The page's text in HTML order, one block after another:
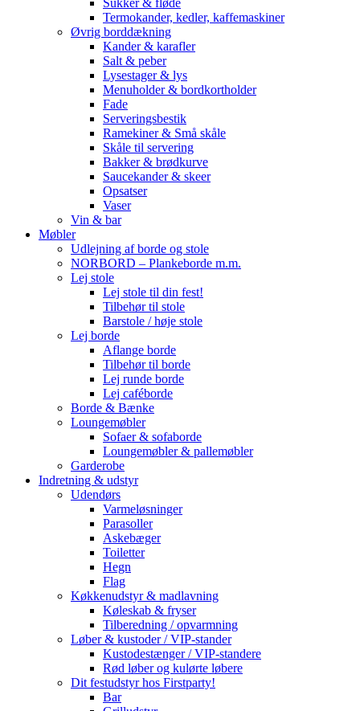
Sukker & fløde
Termokander, kedler, kaffemaskiner
Øvrig borddækning
Kander & karafler
Salt & peber
Lysestager & lys
Menuholder & bordkortholder
Fade
Serveringsbestik
Ramekiner & Små skåle
Skåle til servering
Bakker & brødkurve
Saucekander & skeer
Opsatser
Vaser
Vin & bar
Møbler
Udlejning af borde og stole
NORBORD – Plankeborde m.m.
Lej stole
Lej stole til din fest!
Tilbehør til stole
Barstole / høje stole
Lej borde
Aflange borde
Tilbehør til borde
Lej runde borde
Lej caféborde
Borde & Bænke
Loungemøbler
Sofaer & sofaborde
Loungemøbler & pallemøbler
Garderobe
Indretning & udstyr
Udendørs
Varmeløsninger
Parasoller
Askebæger
Toiletter
Hegn
Flag
Køkkenudstyr & madlavning
Køleskab & fryser
Tilberedning / opvarmning
Løber & kustoder / VIP-stander
Kustodestænger / VIP-standere
Rød løber og kulørte løbere
Dit festudstyr hos Firstparty!
Bar